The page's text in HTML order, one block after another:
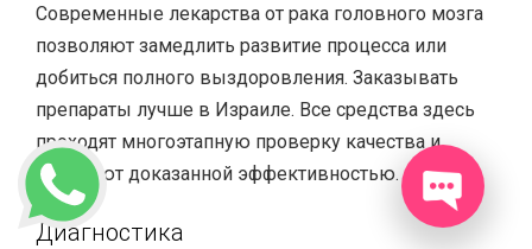
Современные лекарства от рака головного мозга
позволяют замедлить развитие процесса или
добиться полного выздоровления. Заказывать
препараты лучше в Израиле. Все средства здесь
проходят многоэтапную проверку качества и
обладают доказанной эффективностью.
Диагностика